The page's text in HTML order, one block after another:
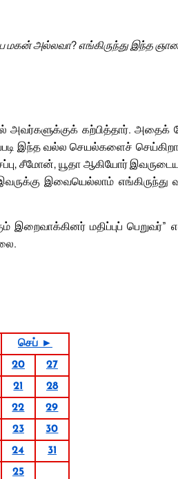
மகன் அல்லவா? எங்கிருந்து இந்த
கற்பித்தார். அதைக்
இந்த வல்ல செயல்களைச்
சீமோன், யூதா ஆகியோர்
இவையெல்லாம் எங்கிருந்து
இறைவாக்கினர் மதிப்புப் பெறுவர்”
செப் ►
20
27
21
28
22
29
23
30
24
31
25